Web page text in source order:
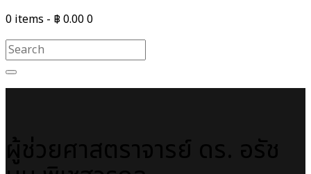
0 items - ฿ 0.000